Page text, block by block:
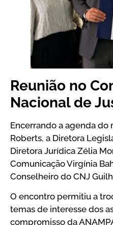
Reunião no
Nacional de
Encerrando a agenda do
Roberts, a Diretora
Diretora Jurídica Zélia
Comunicação Virgínia
Conselheiro do CNJ
O encontro permitiu a
temas de interesse dos
compromisso da